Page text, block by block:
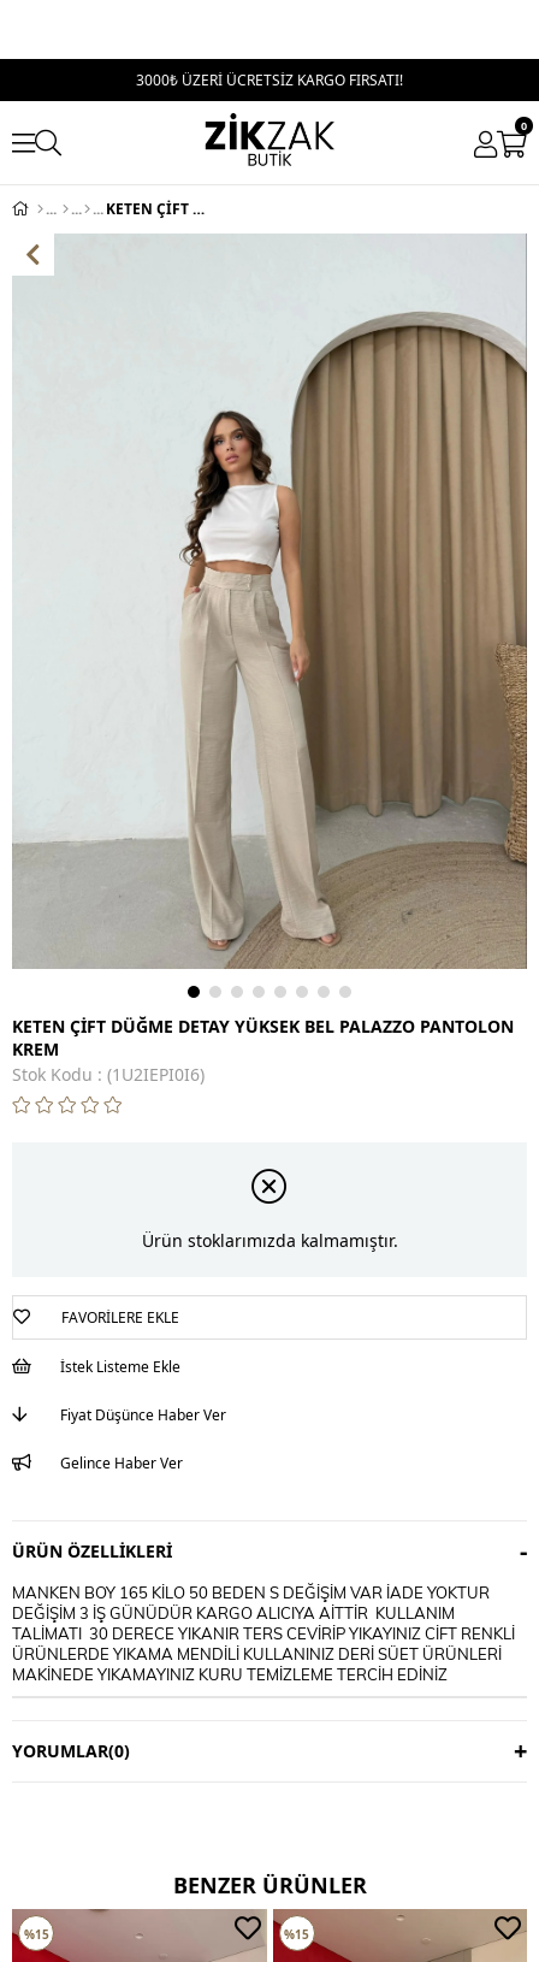
3000₺ ÜZERİ ÜCRETSİZ KARGO FIRSATI!
0
KETEN ÇİFT DÜĞME DETAY YÜKSEK BEL PALAZZO PANTOLON KREM
KETEN ÇİFT DÜĞME DETAY YÜKSEK BEL PALAZZO PANTOLON
KREM
Stok Kodu
(1U2IEPI0I6)
Ürün stoklarımızda kalmamıştır.
FAVORILERE EKLE
İstek Listeme Ekle
Fiyat Düşünce Haber Ver
Gelince Haber Ver
ÜRÜN ÖZELLIKLERI
MANKEN BOY 165 KİLO 50 BEDEN S DEĞİŞİM VAR İADE YOKTUR
DEĞİŞİM 3 İŞ GÜNÜDÜR KARGO ALICIYA AİTTİR KULLANIM
TALİMATI 30 DERECE YIKANIR TERS CEVİRİP YIKAYINIZ CİFT RENKLİ
ÜRÜNLERDE YIKAMA MENDİLİ KULLANINIZ DERİ SÜET ÜRÜNLERİ
MAKİNEDE YIKAMAYINIZ KURU TEMİZLEME TERCİH EDİNİZ
YORUMLAR(0)
BENZER ÜRÜNLER
%15 %15